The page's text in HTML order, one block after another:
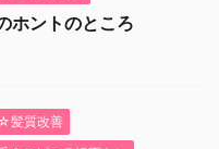
ホントのところ
髪質改善